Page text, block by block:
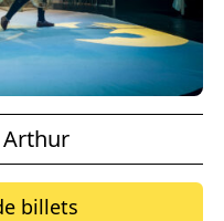
Arthur
billets